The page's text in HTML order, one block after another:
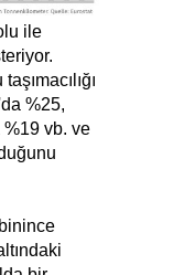
ile
%25,
vb. ve